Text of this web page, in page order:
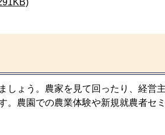
ょう。農家を見て回ったり、経営
。農園での農業体験や新規就農者セ